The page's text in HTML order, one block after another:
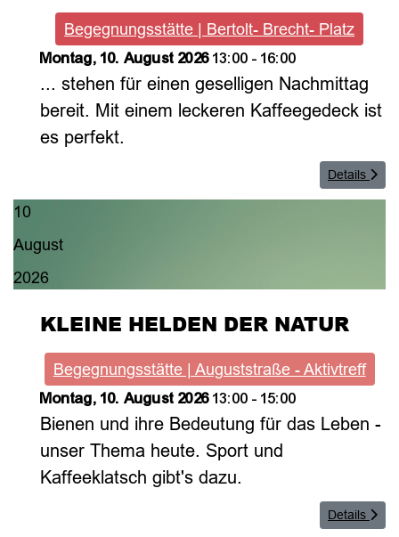
Begegnungsstätte | Bertolt- Brecht- Platz
Montag, 10. August 202613:00 - 16:00
... stehen für einen geselligen Nachmittag
bereit. Mit einem leckeren Kaffeegedeck ist
es perfekt.
Details
10
August
2026
KLEINE HELDEN DER NATUR
Begegnungsstätte | Auguststraße - Aktivtreff
Montag, 10. August 202613:00 - 15:00
Bienen und ihre Bedeutung für das Leben -
unser Thema heute. Sport und
Kaffeeklatsch gibt's dazu.
Details